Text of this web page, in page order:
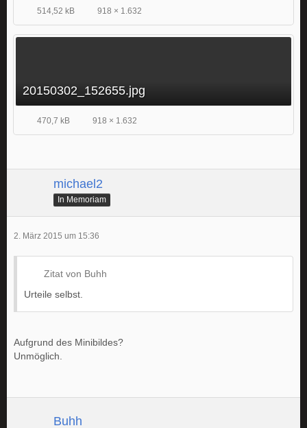
514,52 kB 918 × 1.632
20150302_152655.jpg
470,7 kB 918 × 1.632
michael2
In Memoriam
2. März 2015 um 15:36
Zitat von Buhh
Urteile selbst.
Aufgrund des Minibildes?
Unmöglich.
Buhh